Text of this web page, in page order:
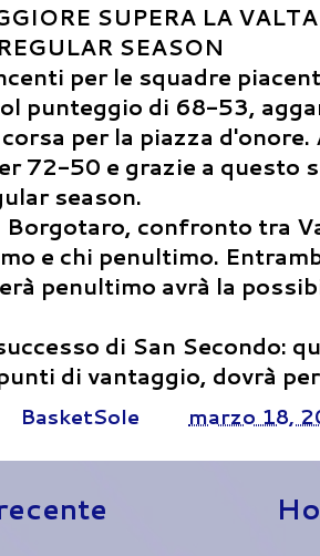
SUPERA LA
SEASON
per le squadre
punteggio di 68-53,
per la piazza
72-50 e grazie a questo
season.
Borgotaro, confronto tra
e chi penultimo.
penultimo avrà la
di San Secondo:
di vantaggio, dovrà
BasketSole marzo 18,